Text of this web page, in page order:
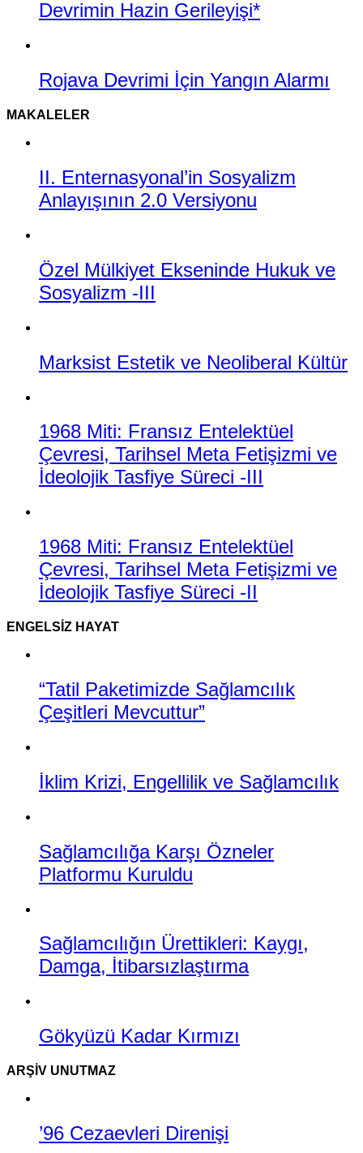
Devrimin Hazin Gerileyişi*
Rojava Devrimi İçin Yangın Alarmı
MAKALELER
II. Enternasyonal’in Sosyalizm
Anlayışının 2.0 Versiyonu
Özel Mülkiyet Ekseninde Hukuk ve
Sosyalizm -III
Marksist Estetik ve Neoliberal Kültür
1968 Miti: Fransız Entelektüel
Çevresi, Tarihsel Meta Fetişizmi ve
İdeolojik Tasfiye Süreci -III
1968 Miti: Fransız Entelektüel
Çevresi, Tarihsel Meta Fetişizmi ve
İdeolojik Tasfiye Süreci -II
ENGELSIZ HAYAT
“Tatil Paketimizde Sağlamcılık
Çeşitleri Mevcuttur”
İklim Krizi, Engellilik ve Sağlamcılık
Sağlamcılığa Karşı Özneler
Platformu Kuruldu
Sağlamcılığın Ürettikleri: Kaygı,
Damga, İtibarsızlaştırma
Gökyüzü Kadar Kırmızı
ARŞIV UNUTMAZ
’96 Cezaevleri Direnişi